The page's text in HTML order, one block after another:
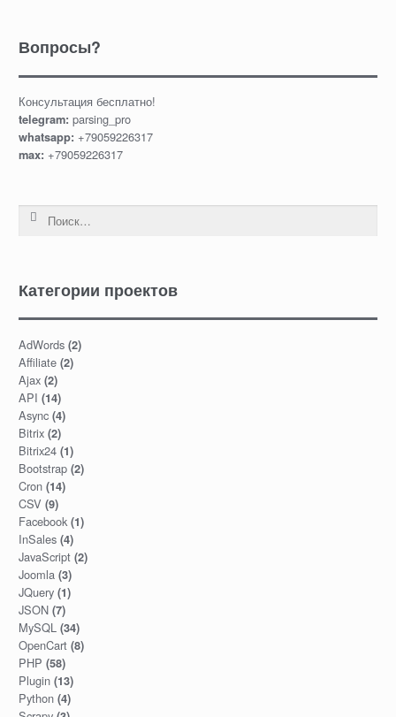
Вопросы?
Консультация бесплатно!
telegram: parsing_pro
whatsapp: +79059226317
max: +79059226317
Найти:
Категории проектов
AdWords(2)
Affiliate(2)
Ajax(2)
API (14)
Async(4)
Bitrix(2)
Bitrix24(1)
Bootstrap(2)
Cron(14)
CSV (9)
Facebook(1)
InSales(4)
JavaScript(2)
Joomla(3)
JQuery(1)
JSON(7)
MySQL(34)
OpenCart(8)
PHP (58)
Plugin(13)
Python(4)